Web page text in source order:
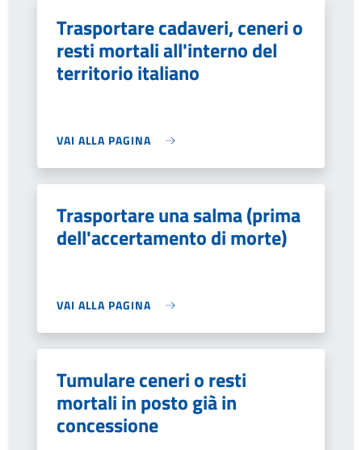
Trasportare cadaveri, ceneri o
resti mortali all'interno del
territorio italiano
VAI ALLA PAGINA
Trasportare una salma (prima
dell'accertamento di morte)
VAI ALLA PAGINA
Tumulare ceneri o resti
mortali in posto già in
concessione